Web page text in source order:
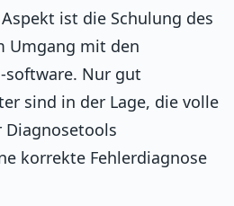
ist die Schulung des
Umgang mit den
software. Nur gut
sind in der Lage, die volle
korrekte Fehlerdiagnose